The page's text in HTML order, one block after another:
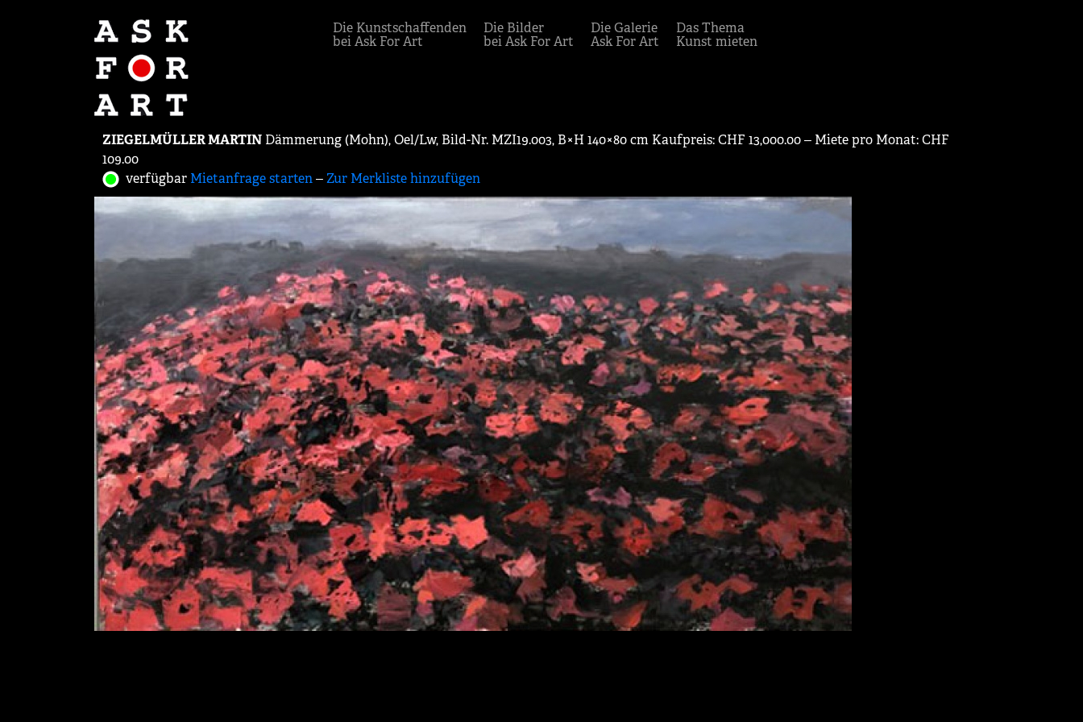
Die Kunstschaffenden
bei Ask For Art
Die Bilder
bei Ask For Art
Die Galerie
Ask For Art
Das Thema
Kunst mieten
ZIEGELMÜLLER MARTIN Dämmerung (Mohn), Oel/Lw, Bild-Nr. MZI19.003, B×H 140×80 cm Kaufpreis: CHF 13,000.00 ‒ Miete pro Monat: CHF
109.00
verfügbar Mietanfrage starten‒Zur Merkliste hinzufügen